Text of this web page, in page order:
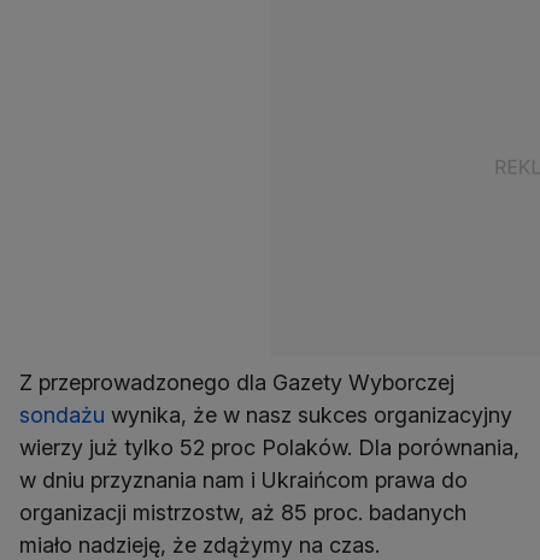
Z przeprowadzonego dla Gazety Wyborczej
sondażu wynika, że w nasz sukces organizacyjny
wierzy już tylko 52 proc Polaków. Dla porównania,
w dniu przyznania nam i Ukraińcom prawa do
organizacji mistrzostw, aż 85 proc. badanych
miało nadzieję, że zdążymy na czas.